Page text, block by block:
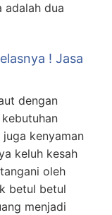
adalah dua
! Jasa
dengan
juga kenyaman
keluh kesah
oleh
betul betul
menjadi